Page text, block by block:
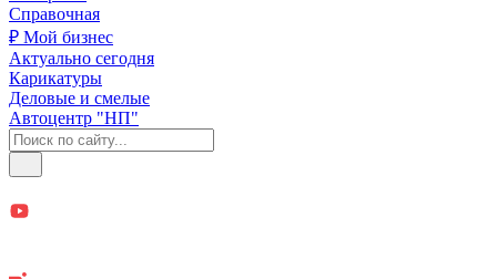
Справочная
₽ Мой бизнес
Актуально сегодня
Карикатуры
Деловые и смелые
Автоцентр "НП"